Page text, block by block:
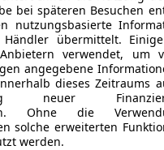
bei späteren Besuchen
nutzungsbasierte
übermittelt. Einige
verwendet, um
angegebene
dieses Zeitraums
Ohne die
solche erweiterten
werden.